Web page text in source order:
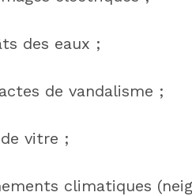
des eaux ;
de vandalisme ;
vitre ;
climatiques